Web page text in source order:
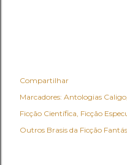
Compartilhar
Marcadores: Antologias Caligo
Ficção Científica Ficção
Outros Brasis da Ficção